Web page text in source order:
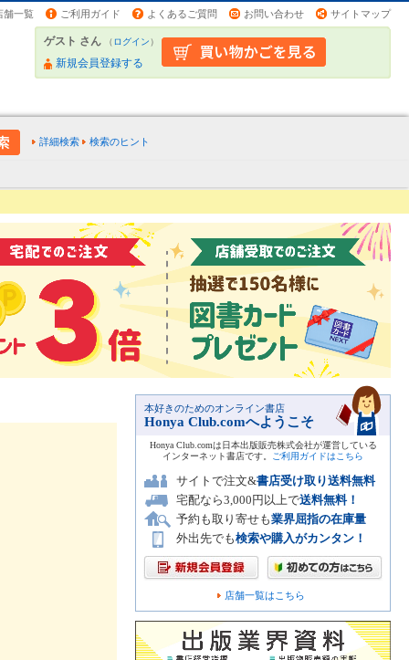
舗一覧 ご利用ガイド よくあるご質問 お問い合わせ サイトマップ
ゲスト さん （ログイン）
新規会員登録する
詳細検索 検索のヒント
本好きのためのオンライン書店
Honya Club.comへようこそ
Honya Club.comは日本出版販売株式会社が運営している
インターネット書店です。
ご利用ガイドはこちら
サイトで注文&書店受け取り送料無料
宅配なら3,000円以上で送料無料！
予約も取り寄せも業界屈指の在庫量
外出先でも検索や購入がカンタン！
店舗一覧はこちら